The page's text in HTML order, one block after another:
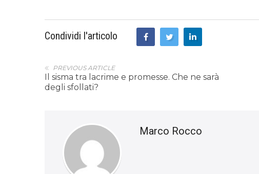
Condividi l'articolo
PREVIOUS ARTICLE
Il sisma tra lacrime e promesse. Che ne sarà
degli sfollati?
Marco Rocco